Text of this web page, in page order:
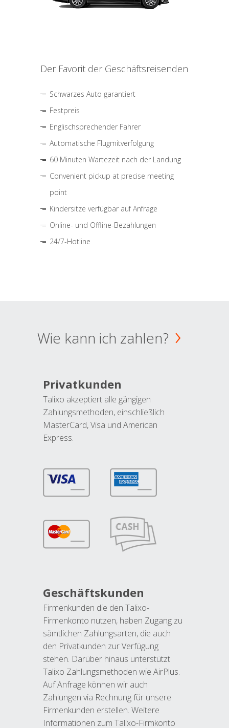
Der Favorit der Geschäftsreisenden
Schwarzes Auto garantiert
Festpreis
Englischsprechender Fahrer
Automatische Flugmitverfolgung
60 Minuten Wartezeit nach der Landung
Convenient pickup at precise meeting
point
Kindersitze verfügbar auf Anfrage
Online- und Offline-Bezahlungen
24/7-Hotline
Wie kann ich zahlen?
Privatkunden
Talixo akzeptiert alle gängigen
Zahlungsmethoden, einschließlich
MasterCard, Visa und American
Express.
Geschäftskunden
Firmenkunden die den Talixo-
Firmenkonto nutzen, haben Zugang zu
sämtlichen Zahlungsarten, die auch
den Privatkunden zur Verfügung
stehen. Darüber hinaus unterstützt
Talixo Zahlungsmethoden wie AirPlus.
Auf Anfrage können wir auch
Zahlungen via Rechnung für unsere
Firmenkunden erstellen. Weitere
Informationen zum Talixo-Firmkonto